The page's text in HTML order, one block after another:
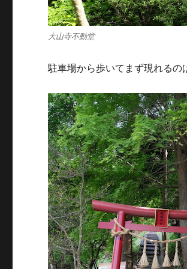
大山寺不動堂
駐車場から歩いてまず現れるの